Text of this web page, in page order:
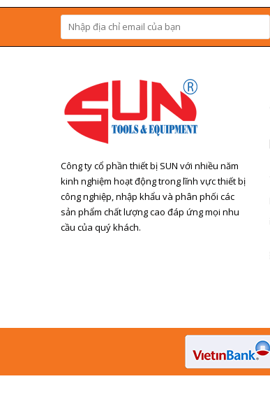
Công ty cổ phần thiết bị SUN với nhiều năm
kinh nghiệm hoạt động trong lĩnh vực thiết bị
công nghiệp, nhập khẩu và phân phối các
sản phẩm chất lượng cao đáp ứng mọi nhu
cầu của quý khách.